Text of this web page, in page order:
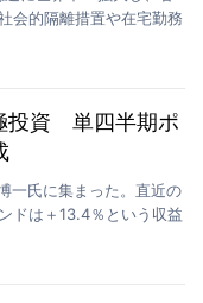
会的隔離措置や在宅勤務
投資 単四半期ポ
一氏に集まった。直近の
ドは＋13.4％という収益